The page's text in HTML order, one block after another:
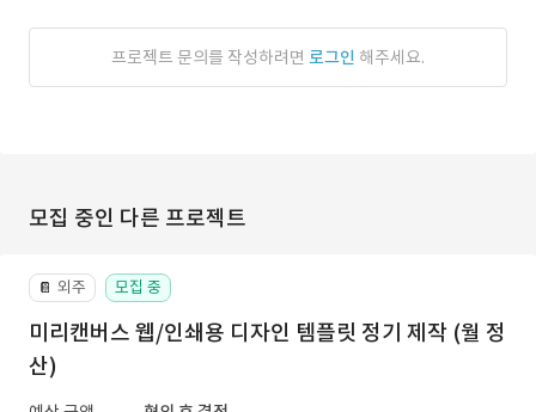
프로젝트 문의를 작성하려면 로그인 해주세요.
모집 중인 다른 프로젝트
📔 외주 모집 중
미리캔버스 웹/인쇄용 디자인 템플릿 정기 제작 (월 정
산)